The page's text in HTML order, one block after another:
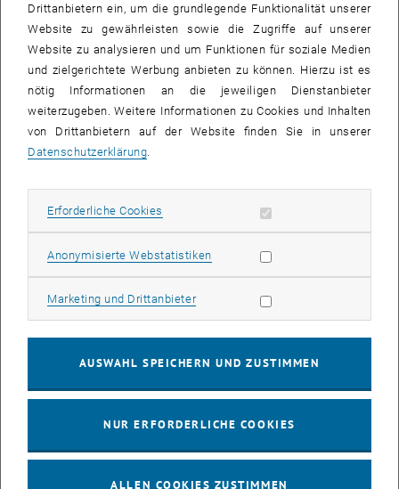
EMBA Online Info Session mit Dekan Prof. Dr. Wolfgang
28 Juli 2026
28
JULI 26
16:00-bis
17:00
INFORMATIONSVERANSTALTUNG Online, via Zoom
Info Session Learning Journey Turin
03
INFORMATIONSVERANSTALTUNG Online, Via Zoom
Drittanbietern ein, um die grundlegende Funktionalität unserer
Website zu gewährleisten sowie die Zugriffe auf unserer
Website zu analysieren und um Funktionen für soziale Medien
und zielgerichtete Werbung anbieten zu können. Hierzu ist es
nötig Informationen an die jeweiligen Dienstanbieter
weiterzugeben. Weitere Informationen zu Cookies und Inhalten
von Drittanbietern auf der Website finden Sie in unserer
Datenschutzerklärung
Erforderliche Cookies Erforderliche Cookies zulassen
Anonymisierte WebstatistikenStatistik Cookies zulassen
Marketing und DrittanbieterMarketing Cookies zulassen
AUSWAHL SPEICHERN UND ZUSTIMMEN
NUR ERFORDERLICHE COOKIES
ALLEN COOKIES ZUSTIMMEN